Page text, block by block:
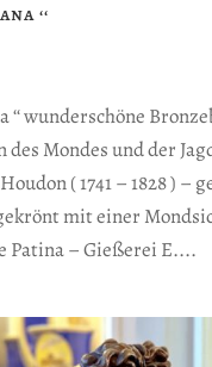
‘‘
‘‘ wunderschöne
des Mondes und der
( 1741 – 1828 ) –
mit einer
Patina – Gießerei E....